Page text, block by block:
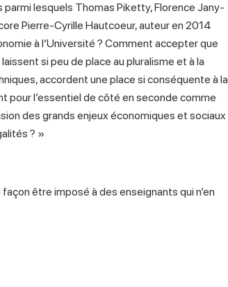
lesquels Thomas Piketty, Florence Jany-
Pierre-Cyrille Hautcoeur, auteur en 2014
à l’Université ? Comment accepter que
si peu de place au pluralisme et à la
accordent une place si conséquente à la
pour l’essentiel de côté en seconde comme
des grands enjeux économiques et sociaux
? »
être imposé à des enseignants qui n’en